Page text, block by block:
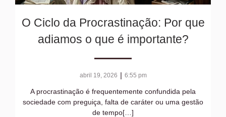
O Ciclo da Procrastinação: Por que
adiamos o que é importante?
abril 19, 2026 | 6:55 pm
A procrastinação é frequentemente confundida pela
sociedade com preguiça, falta de caráter ou uma gestão
de tempo[…]